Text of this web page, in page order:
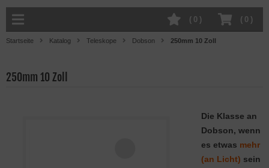
( 0 )
( 0 )
Startseite Katalog Teleskope Dobson 250mm 10 Zoll
250mm 10 Zoll
Die Klasse an
Dobson, wenn
es etwas mehr
(an Licht) sein